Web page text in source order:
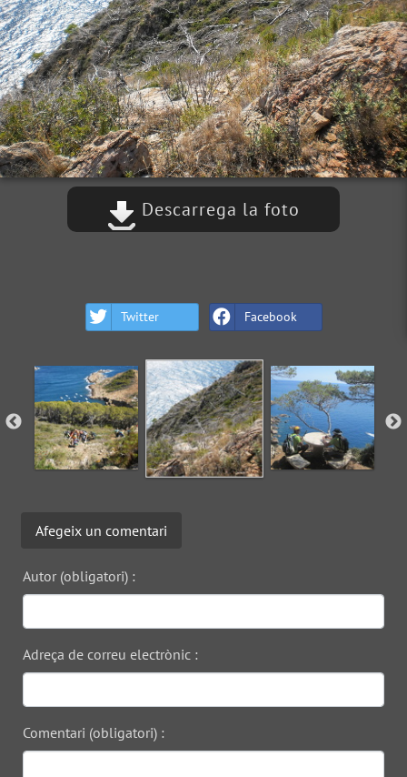
Descarrega la foto
Twitter Facebook
Afegeix un comentari
Autor (obligatori) :
Adreça de correu electrònic :
Comentari (obligatori) :